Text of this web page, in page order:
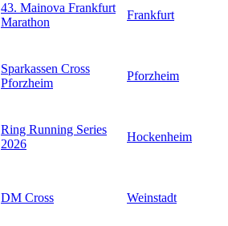
43. Mainova Frankfurt
Marathon
Frankfurt
Sparkassen Cross
Pforzheim
Pforzheim
Ring Running Series
2026
Hockenheim
DM Cross Weinstadt